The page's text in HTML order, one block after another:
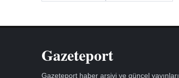
Gazeteport
Gazeteport haber arşivi ve güncel yayınları.